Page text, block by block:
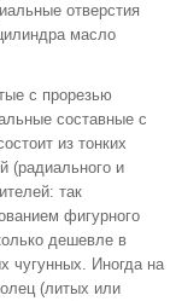
отверстия
масло
с прорезью
составные с
из тонких
(радиального и
так
фигурного
дешевле в
чугунных. Иногда на
(литых или